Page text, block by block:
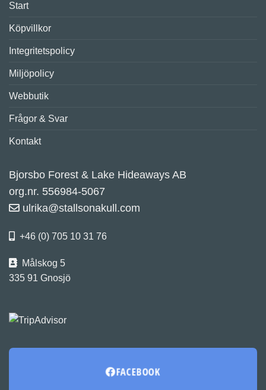
Start
Köpvillkor
Integritetspolicy
Miljöpolicy
Webbutik
Frågor & Svar
Kontakt
Bjorsbo Forest & Lake Hideaways AB
org.nr. 556984-5067
ulrika@stallsonakull.com
+46 (0) 705 10 31 76
Målskog 5
335 91 Gnosjö
FACEBOOK